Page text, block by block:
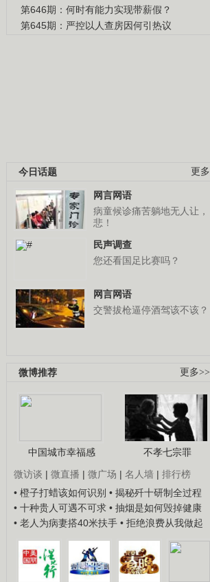
第646期：何时有能力实现带薪假？
第645期：严控以人查房因何引热议
更多
今日话题
网言网语
病童候诊痛苦躺地无人让，
悲！
民声调查
您还看国足比赛吗？
网言网语
交警拔枪逼停酒驾该不该？
更多>>
微博推荐
中国城市幸福感
不孝七宗罪
微访谈 | 微直播 | 微广场 | 名人墙 | 排行榜
• 橙子打蜡该如何识别 • 揭秘歼十研制全过程
• 十种贵人可遇不可求 • 抽烟是如何毁掉健康
• 老人为病妻搭40米扶手 • 拒绝浪费从我做起